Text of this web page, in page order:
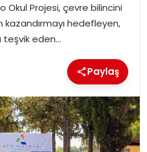
Projesi, çevre bilincini
hedefleyen,
teşvik eden…
Paylaş